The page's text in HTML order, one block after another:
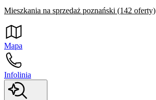
Mieszkania na sprzedaż poznański (142 oferty)
Mapa
Infolinia